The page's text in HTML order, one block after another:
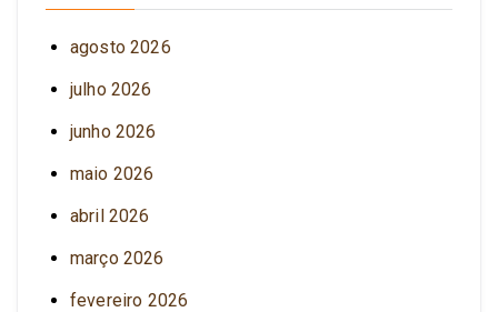
agosto 2026
julho 2026
junho 2026
maio 2026
abril 2026
março 2026
fevereiro 2026